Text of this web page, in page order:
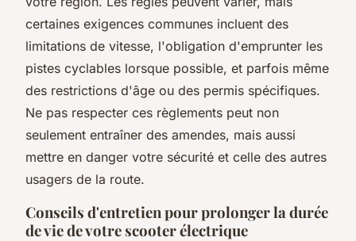
certaines exigences communes incluent des
limitations de vitesse, l'obligation d'emprunter les
pistes cyclables lorsque possible, et parfois même
des restrictions d'âge ou des permis spécifiques.
Ne pas respecter ces règlements peut non
seulement entraîner des amendes, mais aussi
mettre en danger votre sécurité et celle des autres
usagers de la route.
Conseils d'entretien pour prolonger la durée
de vie de votre scooter électrique